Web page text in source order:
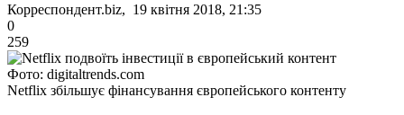
Корреспондент.biz, 19 квітня 2018, 21:35
0
259
Фото: digitaltrends.com
Netflix збільшує фінансування європейського контенту